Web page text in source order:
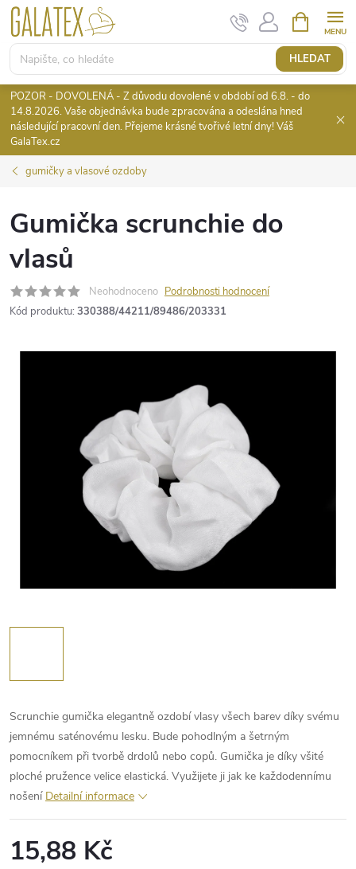
Přejít
obsah
HLEDAT
NÁKUPNÍ
KOŠÍK
POZOR - DOVOLENÁ - Z důvodu dovolené v období od 6.8. - do
14.8.2026. Vaše objednávka bude zpracována a odeslána hned
následující pracovní den. Přejeme krásné tvořivé letní dny! Váš
GalaTex.cz
gumičky a vlasové ozdoby
Gumička scrunchie do
vlasů
Neohodnoceno Podrobnosti hodnocení
Kód produktu: 330388/44211/89486/203331
Scrunchie gumička elegantně ozdobí vlasy všech barev díky svému
jemnému saténovému lesku. Bude pohodlným a šetrným
pomocníkem při tvorbě drdolů nebo copů. Gumička je díky všité
ploché pružence velice elastická. Využijete ji jak ke každodennímu
nošení Detailní informace
15,88 Kč